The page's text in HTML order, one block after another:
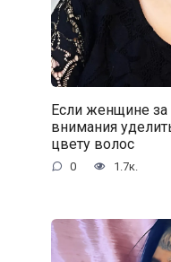
Если женщине за
внимания
цвету волос
0 1.7к.